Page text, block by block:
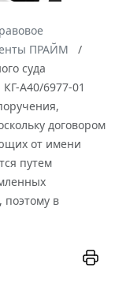
ПРАЙМ
суда
КГ-А40/6977-01
договором
от имени
путем
поэтому в